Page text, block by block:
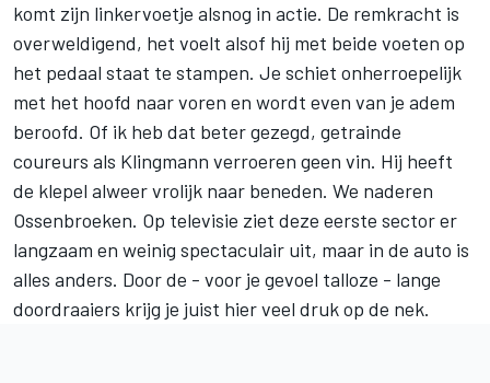
komt zijn linkervoetje alsnog in actie. De remkracht is
overweldigend, het voelt alsof hij met beide voeten op
het pedaal staat te stampen. Je schiet onherroepelijk
met het hoofd naar voren en wordt even van je adem
beroofd. Of ik heb dat beter gezegd, getrainde
coureurs als Klingmann verroeren geen vin. Hij heeft
de klepel alweer vrolijk naar beneden. We naderen
Ossenbroeken. Op televisie ziet deze eerste sector er
langzaam en weinig spectaculair uit, maar in de auto is
alles anders. Door de - voor je gevoel talloze - lange
doordraaiers krijg je juist hier veel druk op de nek.